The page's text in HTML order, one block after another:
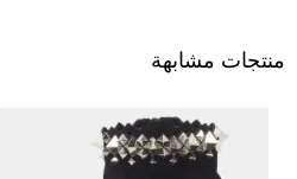
منتجات مشابهة